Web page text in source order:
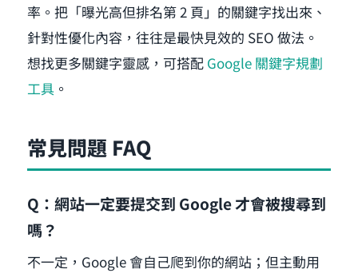
率。把「曝光高但排名第 2 頁」的關鍵字找出來、
針對性優化內容，往往是最快見效的 SEO 做法。
想找更多關鍵字靈感，可搭配 Google 關鍵字規劃
工具 。
常見問題 FAQ
Q：網站一定要提交到 Google 才會被搜尋到
嗎？
不一定，Google 會自己爬到你的網站；但主動用